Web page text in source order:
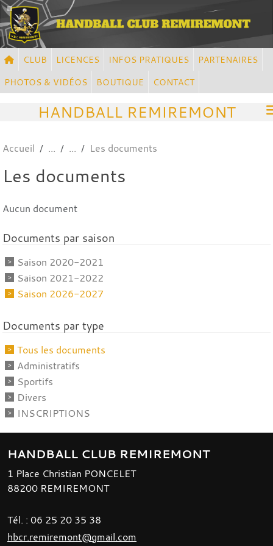
CLUB LICENCES INFOS PRATIQUES
PARTENAIRES
PHOTOS & VIDÉOS
BOUTIQUE CONTACT
HANDBALL REMIREMONT
Accueil Les documents
Les documents
Aucun document
Documents par saison
Saison 2020-2021
Saison 2021-2022
Saison 2026-2027
Documents par type
Tous les documents
Administratifs
Sportifs
Divers
INSCRIPTIONS
HANDBALL CLUB REMIREMONT
1 Place Christian PONCELET
88200 REMIREMONT
Tél. : 06 25 20 35 38
hbcr.remiremont@gmail.com
Panneau de gestion des cookies